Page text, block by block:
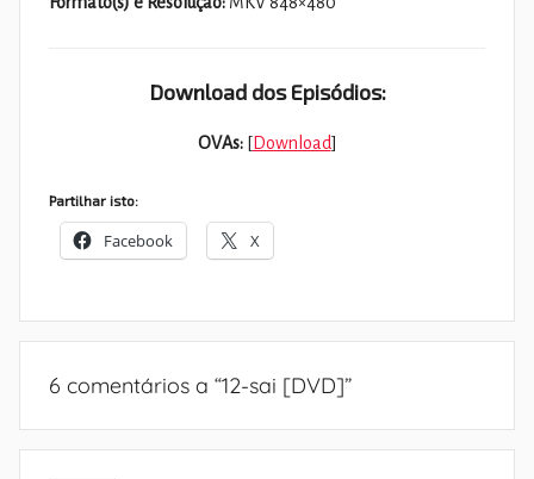
Download dos Episódios:
OVAs:[Download]
Partilhar isto:
Facebook X
6 comentários a “12-sai [DVD]”